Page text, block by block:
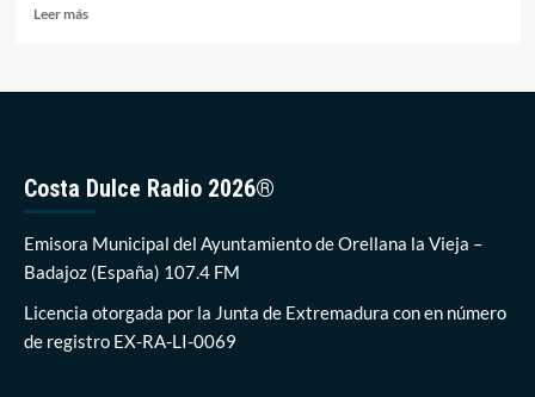
Leer másLeer
del
Plan
DINAMIZA
Costa Dulce Radio 2026®
Emisora Municipal del Ayuntamiento de Orellana la Vieja –
Badajoz (España) 107.4 FM
Licencia otorgada por la Junta de Extremadura con en número
de registro EX-RA-LI-0069